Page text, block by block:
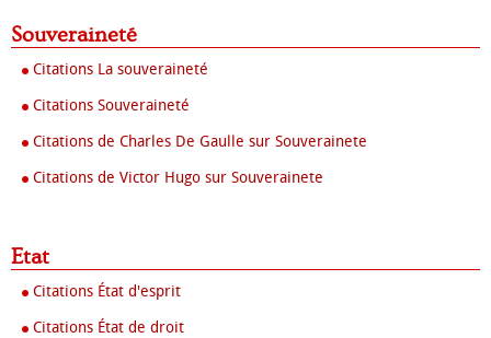
Souveraineté
Citations La souveraineté
Citations Souveraineté
Citations de Charles De Gaulle sur Souverainete
Citations de Victor Hugo sur Souverainete
Etat
Citations État d'esprit
Citations État de droit